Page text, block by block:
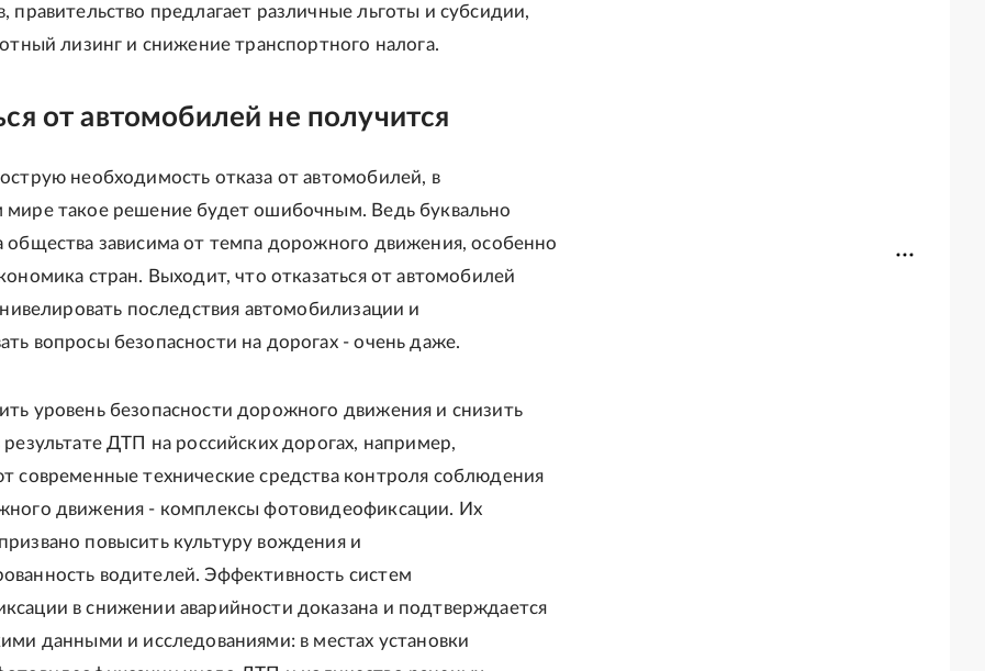
правительство предлагает различные льготы и субсидии,
лизинг и снижение транспортного налога.
от автомобилей не получится
необходимость отказа от автомобилей, в
мире такое решение будет ошибочным. Ведь буквально
общества зависима от темпа дорожного движения, особенно
стран. Выходит, что отказаться от автомобилей
нивелировать последствия автомобилизации и
вопросы безопасности на дорогах - очень даже.
уровень безопасности дорожного движения и снизить
результате ДТП на российских дорогах, например,
современные технические средства контроля соблюдения
движения - комплексы фотовидеофиксации. Их
повысить культуру вождения и
водителей. Эффективность систем
в снижении аварийности доказана и подтверждается
данными и исследованиями: в местах установки